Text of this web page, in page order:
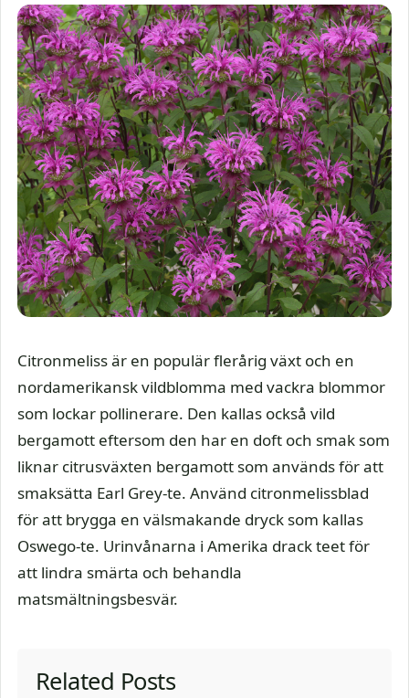
Citronmeliss är en populär flerårig växt och en
nordamerikansk vildblomma med vackra blommor
som lockar pollinerare. Den kallas också vild
bergamott eftersom den har en doft och smak som
liknar citrusväxten bergamott som används för att
smaksätta Earl Grey-te. Använd citronmelissblad
för att brygga en välsmakande dryck som kallas
Oswego-te. Urinvånarna i Amerika drack teet för
att lindra smärta och behandla
matsmältningsbesvär.
Related Posts